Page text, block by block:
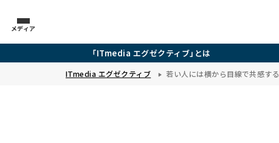
メディア
「ITmedia エグゼクティブ」とは
ITmedia エグゼクティブ 若い人には横から目線で共感する